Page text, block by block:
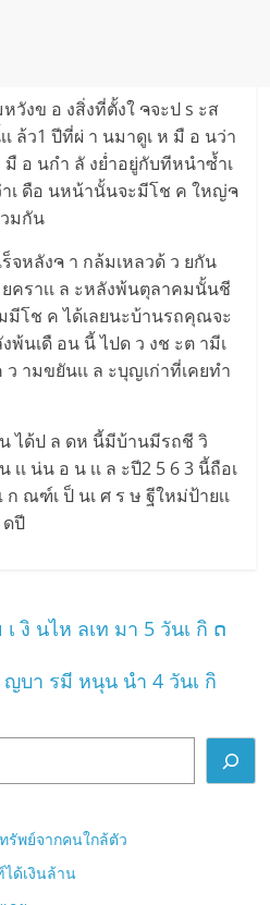
วังข อ งสิ่งที่ตั้งใ ຈจะป s ะส
ล้ว1 ปีที่ผ่ า นมาดูเ ห มื อ นว่า
มื อ นกำ ลั งย่ำอยู่กับทีหนำซ้ำเ
เ ดือ นหน้านั้นจะมีโช ค ใหญ่ຈ
มกัน
จหลังຈ า กล้มเหลวด้ ว ยกัน
ยคราเเ ล ะหลังพ้นตุลาคมนั้นชี
มีโช ค ได้เลยนะบ้านรถคุณจะ
พ้นเดื อน นี้ ไปด ว งช ะต ามีเ
ามขยันเเ ล ะบุญเก่าที่เคยทำ
ได้ป ล ดห นี้มีบ้านมีรถชี วิ
เ น่น อ น เเ ล ะปี2 5 6 3 นี้ถือเ
ณฑ์เ ป็ นเ ศ ร ษ ฐีใหม่ป้ายเเ
ดปี
งิ นไห ลเท มา 5 วันเ กิ ດ
บา รมี หนุน นำ 4 วันเ กิ
รัพย์จากคนใกล้ตัว
ด้เงินล้าน